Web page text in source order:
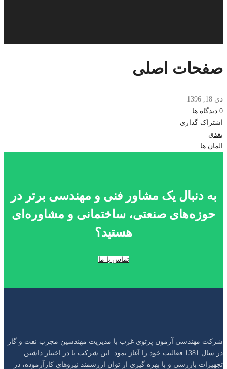
صفحات اصلی
دی 18, 1396
0 دیدگاه ها
اشتراک گذاری
ناوبری
نوشته‌
بعدی
المان ها
به دنبال یک مشاور فنی و مهندسی برتر در
حوزه‌های صنعتی، ساختمانی و مشاوره‌ای
هستید؟
تماس با ما
شرکت مهندسی آزمون پرتو‌ی غرب با مدیریت مهندسین مجرب نفت و گاز
در سال 1381 فعالیت خود را آغاز نمود. این شرکت با در اختیار داشتن
تجهیزات بازرسی و با بهره گیری از توان ارزشمند نیروهای کار‌آزموده، در